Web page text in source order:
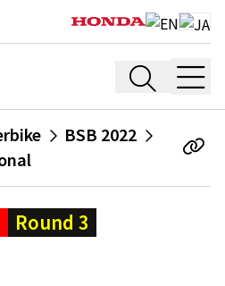
BSB 2022
Round 3